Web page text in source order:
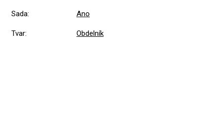
Sada: Ano
Tvar: Obdelník